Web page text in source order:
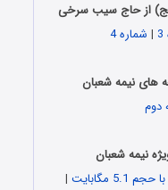
از حاج سیب سرخی
| شماره 4
های نیمه شعبان
دوم
نیمه شعبان
مگابایت
|